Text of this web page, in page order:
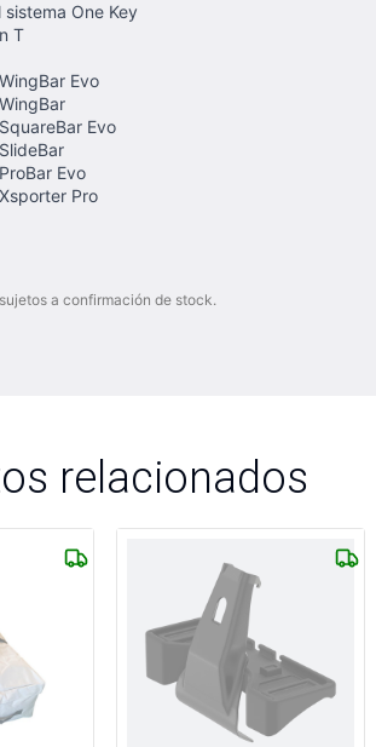
One Key
T
Evo
Evo
Evo
Pro
a confirmación de stock.
relacionados